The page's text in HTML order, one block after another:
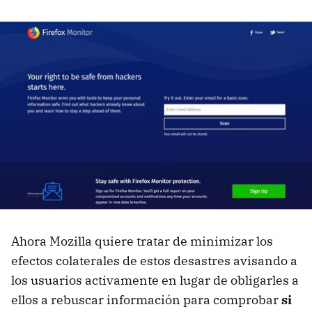
Ahora Mozilla quiere tratar de minimizar los
efectos colaterales de estos desastres avisando a
los usuarios activamente en lugar de obligarles a
ellos a rebuscar información para comprobarsi